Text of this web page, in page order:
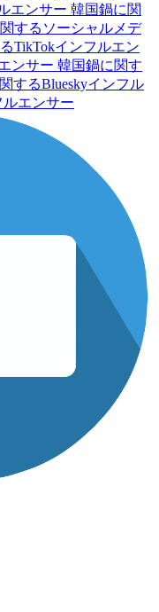
エンサー 韓国鍋に関
するソーシャルメデ
TikTokインフルエン
ンサー 韓国鍋に関す
するBlueskyインフル
エンサー